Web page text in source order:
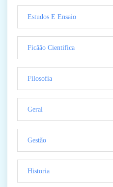
Estudos E Ensaio
Ficãão Cientifica
Filosofia
Geral
Gestão
Historia